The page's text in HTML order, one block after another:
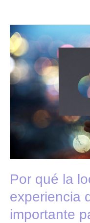
Por qué la
experiencia
importante
Por
qué
la
localización
de
experiencia
de
es
importante
para